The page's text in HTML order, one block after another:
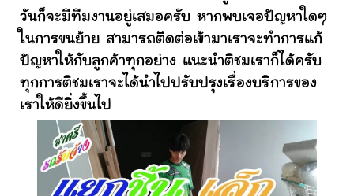
วันก็จะมีทีมงานอยู่เสมอครับ หากพบเจอปัญหาใดๆ
ในการขนย้าย สามารถติดต่อเข้ามาเราจะทำการแก้
ปัญหาให้กับลูกค้าทุกอย่าง แนะนำติชมเราก็ได้ครับ
ทุกการติชมเราจะได้นำไปปรับปรุงเรื่องบริการของ
เราให้ดียิ่งขึ้นไป